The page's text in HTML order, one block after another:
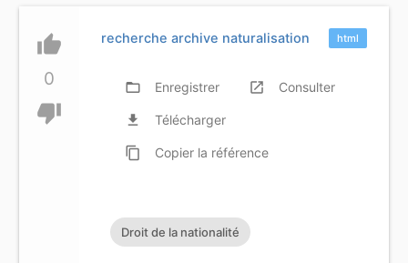
thumb_up
0
thumb_down
html
recherche archive naturalisation
folder_open Enregistrer launch Consulter
file_download Télécharger
content_copy Copier la référence
Droit de la nationalité